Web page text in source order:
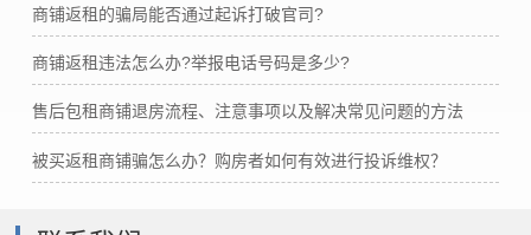
商铺返租的骗局能否通过起诉打破官司?
商铺返租违法怎么办?举报电话号码是多少?
售后包租商铺退房流程、注意事项以及解决常见问题的方法
被买返租商铺骗怎么办？购房者如何有效进行投诉维权？